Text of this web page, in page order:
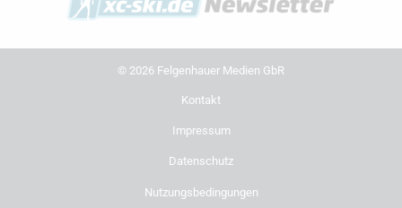
© 2026 Felgenhauer Medien GbR
Kontakt
Impressum
Datenschutz
Nutzungsbedingungen